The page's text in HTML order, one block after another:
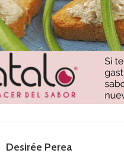
Desirée Perea